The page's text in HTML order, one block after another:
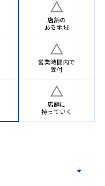
店舗の
ある地域
営業時間内で
受付
店舗に
持っていく